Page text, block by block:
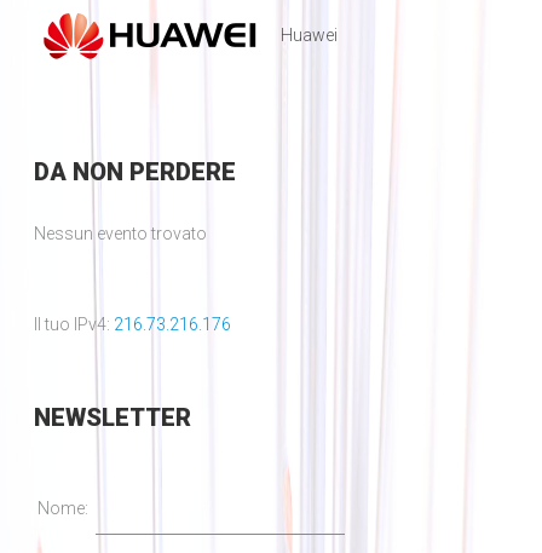
Huawei
DANON PERDERE
Nessun evento trovato
Il tuo IPv4: 216.73.216.176
NEWSLETTER
Nome: